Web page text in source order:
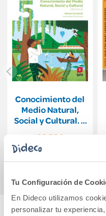
Tu Configuración de
En Dideco utilizamos
personalizar tu
Conocimiento del
Medio Natural,
Social y Cultural. 5
Trimestres. Matic
63,73€